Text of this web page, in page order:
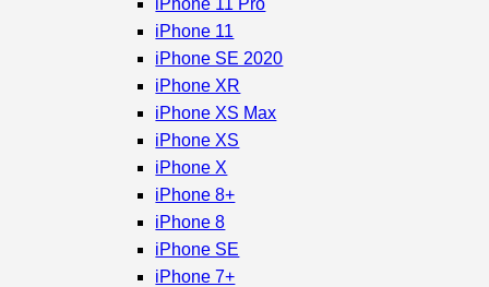
iPhone 11 Pro
iPhone 11
iPhone SE 2020
iPhone XR
iPhone XS Max
iPhone XS
iPhone X
iPhone 8+
iPhone 8
iPhone SE
iPhone 7+